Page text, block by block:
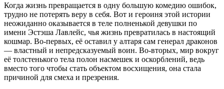
Когда жизнь превращается в одну большую комедию ошибок,
трудно не потерять веру в себя. Вот и героиня этой истории
неожиданно оказывается в теле полненькой девушки по
имени Эстэша Лавлейс, чья жизнь превратилась в настоящий
кошмар. Во-первых, её оставил у алтаря сам генерал драконов
— властный и непредсказуемый воин. Во-вторых, мир вокруг
её толстенького тела полон насмешек и оскорблений, ведь
вместо того чтобы стать объектом восхищения, она стала
причиной для смеха и презрения.